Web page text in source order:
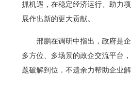
抓机遇，在稳定经济运行、助力
展作出新的更大贡献。
邢鹏在调研中指出，政府是
多方位、多场景的政企交流平台
题破解到位，不遗余力帮助企业